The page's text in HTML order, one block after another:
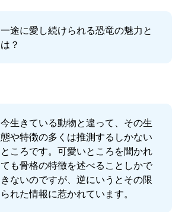
一途に愛し続けられる恐竜の魅力と
は？
今生きている動物と違って、その生
態や特徴の多くは推測するしかない
ところです。可愛いところを聞かれ
ても骨格の特徴を述べることしかで
きないのですが、逆にいうとその限
られた情報に惹かれています。